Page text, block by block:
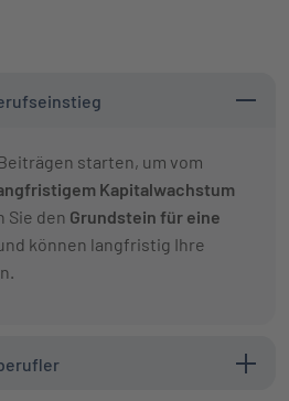
starten, um vom
Kapitalwachstum
Sie den Grundstein für eine
können langfristig Ihre